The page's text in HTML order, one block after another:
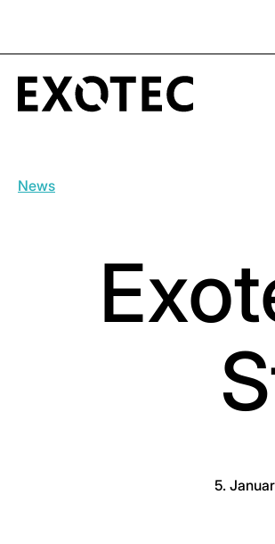
News
5.